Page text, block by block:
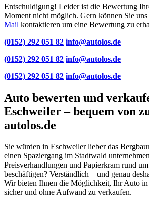
Entschuldigung! Leider ist die Bewertung
Moment nicht möglich. Gern können Sie
Mail kontaktieren um eine Bewertung zu
(0152) 292 051 82 info@autolos.de
(0152) 292 051 82 info@autolos.de
(0152) 292 051 82 info@autolos.de
Auto bewerten und
Eschweiler – bequem von
autolos.de
Sie würden in Eschweiler lieber das
einen Spaziergang im Stadtwald
Preisverhandlungen und Papierkram rund
beschäftigen? Verständlich – und genau
Wir bieten Ihnen die Möglichkeit, Ihr Auto
sicher und ohne Aufwand zu verkaufen.